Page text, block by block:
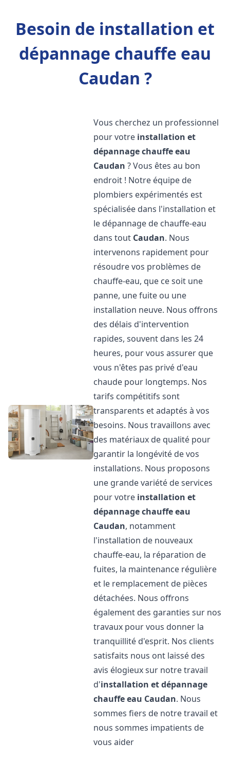
Besoin de installation et
dépannage chauffe eau
Caudan ?
Vous cherchez un professionnel
pour votre installation et
dépannage chauffe eau
Caudan ? Vous êtes au bon
endroit ! Notre équipe de
plombiers expérimentés est
spécialisée dans l'installation et
le dépannage de chauffe-eau
dans tout Caudan. Nous
intervenons rapidement pour
résoudre vos problèmes de
chauffe-eau, que ce soit une
panne, une fuite ou une
installation neuve. Nous offrons
des délais d'intervention
rapides, souvent dans les 24
heures, pour vous assurer que
vous n'êtes pas privé d'eau
chaude pour longtemps. Nos
tarifs compétitifs sont
transparents et adaptés à vos
besoins. Nous travaillons avec
des matériaux de qualité pour
garantir la longévité de vos
installations. Nous proposons
une grande variété de services
pour votre installation et
dépannage chauffe eau
Caudan, notamment
l'installation de nouveaux
chauffe-eau, la réparation de
fuites, la maintenance régulière
et le remplacement de pièces
détachées. Nous offrons
également des garanties sur nos
travaux pour vous donner la
tranquillité d'esprit. Nos clients
satisfaits nous ont laissé des
avis élogieux sur notre travail
d'installation et dépannage
chauffe eau Caudan. Nous
sommes fiers de notre travail et
nous sommes impatients de
vous aider